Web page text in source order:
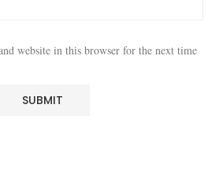
website in this browser for the next time